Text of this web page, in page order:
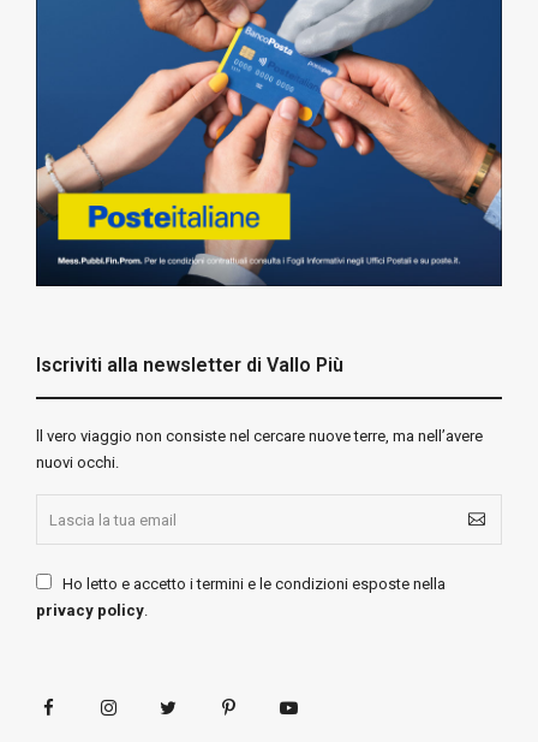
Iscriviti alla newsletter di Vallo Più
ll vero viaggio non consiste nel cercare nuove terre, ma nell’avere
nuovi occhi.
Ho letto e accetto i termini e le condizioni esposte nella
privacy policy.